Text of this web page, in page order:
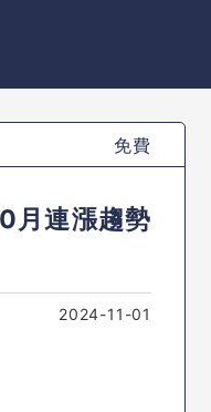
免費
月連漲趨勢
2024-11-01